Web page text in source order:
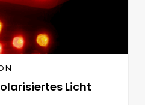
Licht